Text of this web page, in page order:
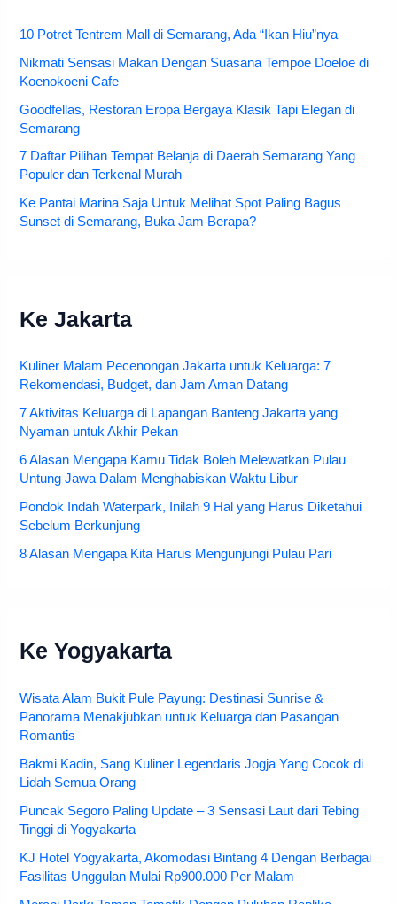
10 Potret Tentrem Mall di Semarang, Ada “Ikan Hiu”nya
Nikmati Sensasi Makan Dengan Suasana Tempoe Doeloe di
Koenokoeni Cafe
Goodfellas, Restoran Eropa Bergaya Klasik Tapi Elegan di
Semarang
7 Daftar Pilihan Tempat Belanja di Daerah Semarang Yang
Populer dan Terkenal Murah
Ke Pantai Marina Saja Untuk Melihat Spot Paling Bagus
Sunset di Semarang, Buka Jam Berapa?
Ke Jakarta
Kuliner Malam Pecenongan Jakarta untuk Keluarga: 7
Rekomendasi, Budget, dan Jam Aman Datang
7 Aktivitas Keluarga di Lapangan Banteng Jakarta yang
Nyaman untuk Akhir Pekan
6 Alasan Mengapa Kamu Tidak Boleh Melewatkan Pulau
Untung Jawa Dalam Menghabiskan Waktu Libur
Pondok Indah Waterpark, Inilah 9 Hal yang Harus Diketahui
Sebelum Berkunjung
8 Alasan Mengapa Kita Harus Mengunjungi Pulau Pari
Ke Yogyakarta
Wisata Alam Bukit Pule Payung: Destinasi Sunrise &
Panorama Menakjubkan untuk Keluarga dan Pasangan
Romantis
Bakmi Kadin, Sang Kuliner Legendaris Jogja Yang Cocok di
Lidah Semua Orang
Puncak Segoro Paling Update – 3 Sensasi Laut dari Tebing
Tinggi di Yogyakarta
KJ Hotel Yogyakarta, Akomodasi Bintang 4 Dengan Berbagai
Fasilitas Unggulan Mulai Rp900.000 Per Malam